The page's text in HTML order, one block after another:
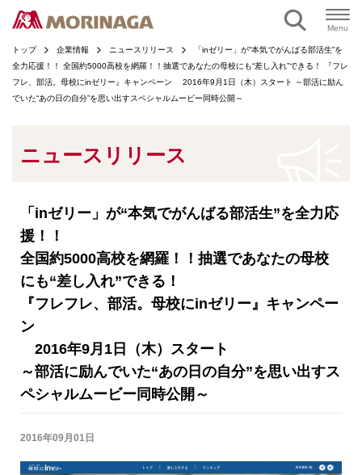
Menu
トップ 企業情報 ニュースリリース
「inゼリー」が“本気でがんばる部活生”を
全力応援！！ 全国約5000高校を網羅！！抽選であなたの母校にも“差し入れ”できる！ 『フレ
フレ、部活。母校にinゼリー』キャンペーン 2016年9月1日（木）スタート ～部活に励ん
でいた“あの日の自分”を思い出すスペシャルムービー同時公開～
ニュースリリース
「inゼリー」が“本気でがんばる部活生”を全力応
援！！
全国約5000高校を網羅！！抽選であなたの母校
にも“差し入れ”できる！
『フレフレ、部活。母校にinゼリー』キャンペー
ン
2016年9月1日（木）スタート
～部活に励んでいた“あの日の自分”を思い出すス
ペシャルムービー同時公開～
2016年09月01日